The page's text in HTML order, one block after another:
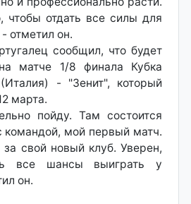
чтобы отдать все силы для
отметил он.
сообщил, что будет
на матче 1/8 финала Кубка
- "Зенит", который
марта.
пойду. Там состоится
командой, мой первый матч.
свой новый клуб. Уверен,
все шансы выиграть у
он.